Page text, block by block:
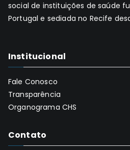
social de instituições de saúde
Portugal e sediada no Recife
Institucional
Fale Conosco
Transparência
Organograma CHS
Contato